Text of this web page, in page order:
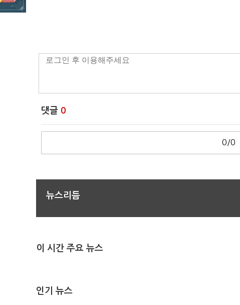
댓글 0
0/0
뉴스리듬
이 시간 주요 뉴스
인기 뉴스